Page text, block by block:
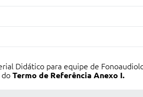
Didático para equipe de
do Termo de Referência Anexo I.